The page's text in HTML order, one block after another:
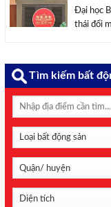
Đại học
thái đổi
Tìm kiếm bất